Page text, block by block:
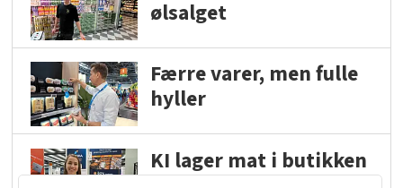
ølsalget
Færre varer, men fulle
hyller
KI lager mat i butikken